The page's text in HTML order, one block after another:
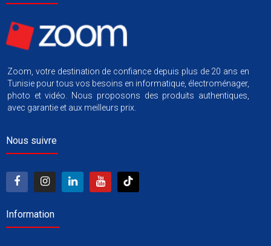
Zoom, votre destination de confiance depuis plus de 20 ans en
Tunisie pour tous vos besoins en informatique, électroménager,
photo et vidéo. Nous proposons des produits authentiques,
avec garantie et aux meilleurs prix.
Nous suivre
Information